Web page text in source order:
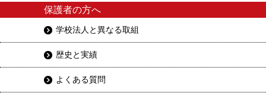
保護者の方へ
学校法人と異なる取組
歴史と実績
よくある質問